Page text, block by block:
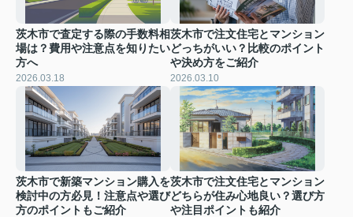
茨木市で査定する際の手数料相
場は？費用や注意点を知りたい
方へ
2026.03.18
茨木市で注文住宅とマンション
どっちがいい？比較のポイント
や決め方をご紹介
2026.03.10
茨木市で新築マンション購入を
検討中の方必見！注意点や選び
方のポイントもご紹介
茨木市で注文住宅とマンション
どちらが住み心地良い？選び方
や注目ポイントも紹介